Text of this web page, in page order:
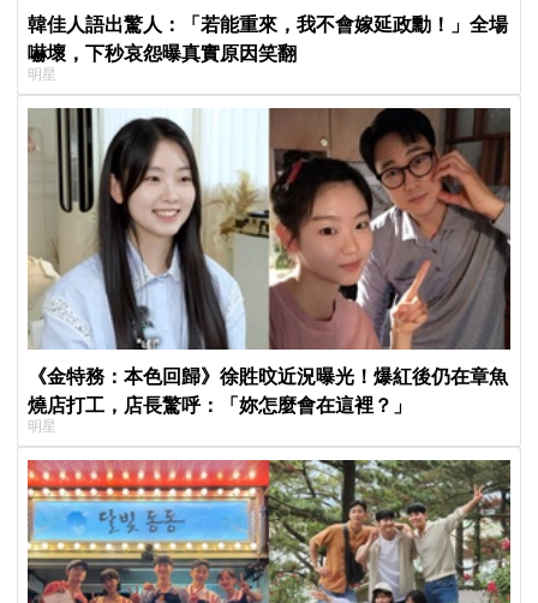
韓佳人語出驚人：「若能重來，我不會嫁延政勳！」全場
嚇壞，下秒哀怨曝真實原因笑翻
明星
《金特務：本色回歸》徐貹旼近況曝光！爆紅後仍在章魚
燒店打工，店長驚呼：「妳怎麼會在這裡？」
明星